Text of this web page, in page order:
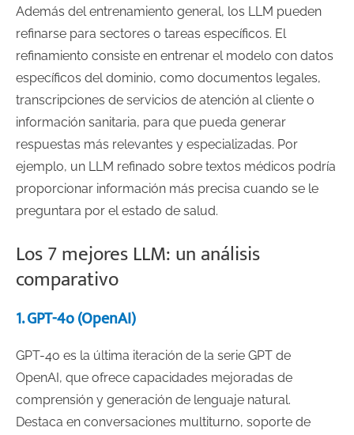
Además del entrenamiento general, los LLM pueden
refinarse para sectores o tareas específicos. El
refinamiento consiste en entrenar el modelo con datos
específicos del dominio, como documentos legales,
transcripciones de servicios de atención al cliente o
información sanitaria, para que pueda generar
respuestas más relevantes y especializadas. Por
ejemplo, un LLM refinado sobre textos médicos podría
proporcionar información más precisa cuando se le
preguntara por el estado de salud.
Los 7 mejores LLM: un análisis
comparativo
1. GPT-4o (OpenAI)
GPT-4o es la última iteración de la serie GPT de
OpenAI, que ofrece capacidades mejoradas de
comprensión y generación de lenguaje natural.
Destaca en conversaciones multiturno, soporte de